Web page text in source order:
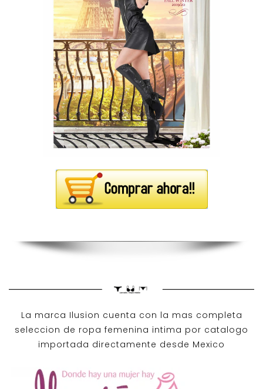
La marca Ilusion cuenta con la mas completa
seleccion de ropa femenina intima por catalogo
importada directamente desde Mexico